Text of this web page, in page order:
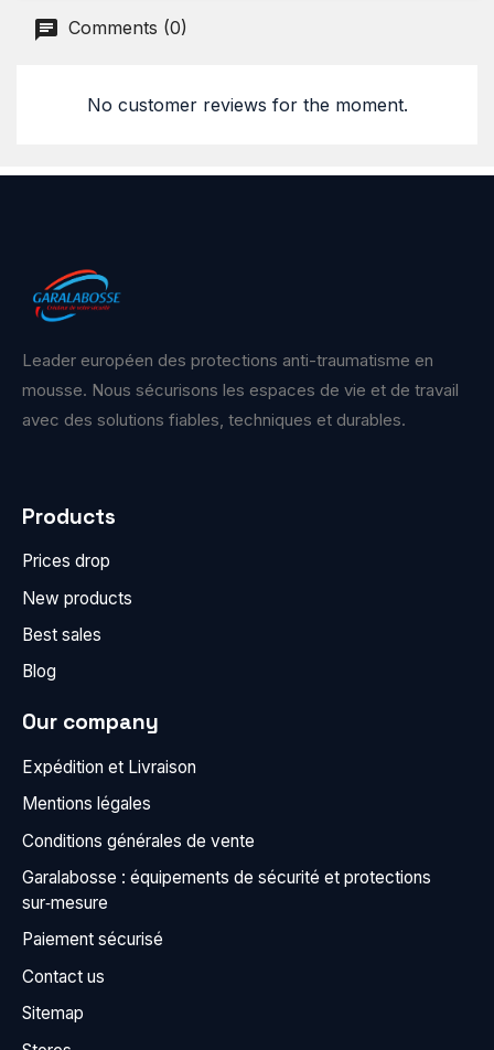
Comments (0)
No customer reviews for the moment.
Leader européen des protections anti-traumatisme en
mousse. Nous sécurisons les espaces de vie et de travail
avec des solutions fiables, techniques et durables.
Products
Prices drop
New products
Best sales
Blog
Our company
Expédition et Livraison
Mentions légales
Conditions générales de vente
Garalabosse : équipements de sécurité et protections
sur‑mesure
Paiement sécurisé
Contact us
Sitemap